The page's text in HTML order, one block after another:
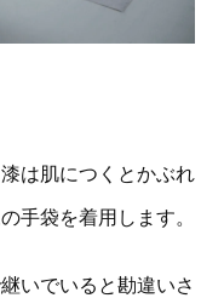
は肌につくとかぶれ
手袋を着用します。
いでいると勘違いさ